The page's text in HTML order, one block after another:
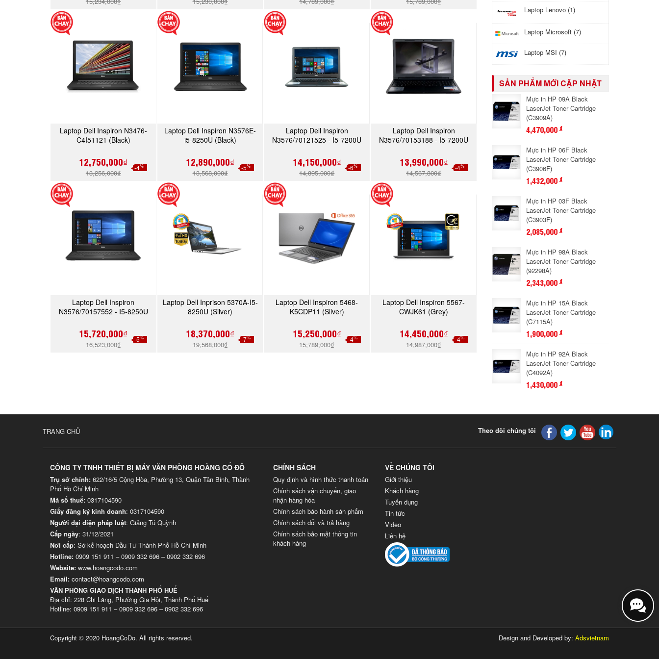
Laptop Dell Inspiron N3476-
C4I51121 (Black)
12,750,000₫
13,256,000₫
-4%
MUA NGAY
Laptop Dell Inspiron N3576E-
i5-8250U (Black)
12,890,000₫
13,568,000₫
-5%
MUA NGAY
Laptop Dell Inspiron
N3576/70121525 - I5-7200U
14,150,000₫
14,895,000₫
-6%
MUA NGAY
Laptop Dell Inspiron
N3576/70153188 - I5-7200U
13,990,000₫
14,567,800₫
-4%
MUA NGAY
Laptop Dell Inspiron
N3576/70157552 - I5-8250U
15,720,000₫
16,523,000₫
-5%
MUA NGAY
Laptop Dell Inprison 5370A-I5-
8250U (Silver)
18,370,000₫
19,568,000₫
-7%
MUA NGAY
Laptop Dell Inspiron 5468-
K5CDP11 (Silver)
15,250,000₫
15,789,000₫
-4%
MUA NGAY
Laptop Dell Inspiron 5567-
CWJK61 (Grey)
14,450,000₫
14,987,000₫
-4%
MUA NGAY
Laptop Lenovo (1)
Laptop Microsoft (7)
Laptop MSI (7)
SẢN PHẨM MỚI CẬP NHẬT
Mực in HP 09A Black
LaserJet Toner Cartridge
(C3909A)
4,470,000đ
Mực in HP 06F Black
LaserJet Toner Cartridge
(C3906F)
1,432,000đ
Mực in HP 03F Black
LaserJet Toner Cartridge
(C3903F)
2,085,000đ
Mực in HP 98A Black
LaserJet Toner Cartridge
(92298A)
2,343,000đ
Mực in HP 15A Black
LaserJet Toner Cartridge
(C7115A)
1,900,000đ
Mực in HP 92A Black
LaserJet Toner Cartridge
(C4092A)
1,430,000đ
TRANG CHỦ Theo dõi chúng tôi
CÔNG TY TNHH THIẾT BỊ MÁY VĂN PHÒNG HOÀNG CỐ ĐÔ
Trụ sở chính: 622/16/5 Cộng Hòa, Phường 13, Quận Tân Binh, Thành
Phố Hồ Chí Minh
Mã số thuế: 0317104590
Giấy đăng ký kinh doanh: 0317104590
Người đại diện pháp luật: Giảng Tú Quỳnh
Cấp ngày: 31/12/2021
Nơi cấp: Sở kế hoạch Đầu Tư Thành Phố Hồ Chí Minh
Hotline: 0909 151 911 –0909 332 696 –0902 332 696
Website: www.hoangcodo.com
Email: contact@hoangcodo.com
VĂN PHÒNG GIAO DỊCH THÀNH PHỐ HUẾ
Địa chỉ: 228 Chi Lăng, Phường Gia Hội, Thành Phố Huế
Hotline: 0909 151 911 – 0909 332 696 – 0902 332 696
CHÍNH SÁCH
Quy định và hình thức thanh toán
Chính sách vận chuyển, giao
nhận hàng hóa
Chính sách bảo hành sản phẩm
Chính sách đổi và trả hàng
Chính sách bảo mật thông tin
khách hàng
VỀ CHÚNG TÔI
Giới thiệu
Khách hàng
Tuyển dụng
Tin tức
Video
Liên hệ
Copyright © 2020 HoangCoDo. All rights reserved. Design and Developed by: Adsvietnam